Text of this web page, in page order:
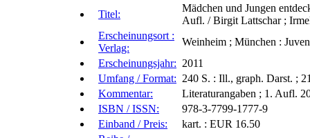
Titel:
Mädchen und Jungen
Aufl. / Birgit Lattschar ;
Erscheinungsort :
Verlag:
Weinheim ; München :
Erscheinungsjahr: 2011
Umfang / Format: 240 S. : Ill., graph. Darst. ;
Kommentar:
Literaturangaben ; 1. Aufl.
ISBN / ISSN:
978-3-7799-1777-9
Einband / Preis:
kart. : EUR 16.50